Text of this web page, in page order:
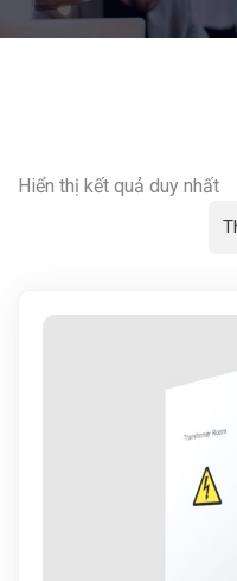
Hiển thị kết quả duy nhất